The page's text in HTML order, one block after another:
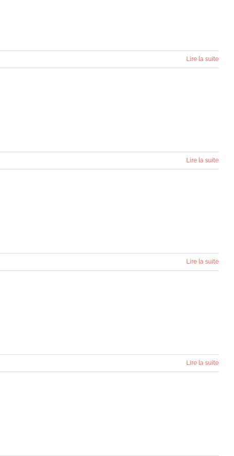
Lire la suite
Lire la suite
Lire la suite
Lire la suite